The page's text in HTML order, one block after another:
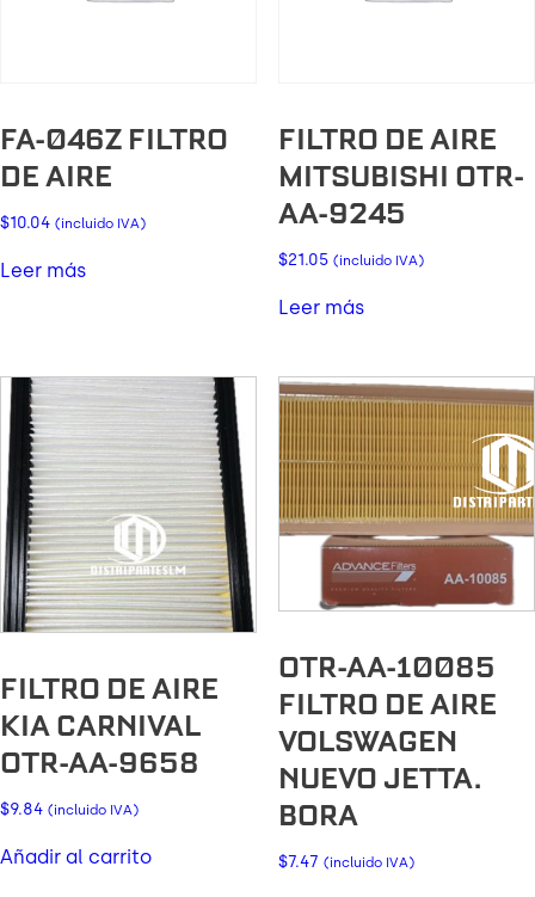
FA-046Z FILTRO
DE AIRE
$10.04 (incluido IVA)
Leer más
FILTRO DE AIRE
MITSUBISHI OTR-
AA-9245
$21.05 (incluido IVA)
Leer más
FILTRO DE AIRE
KIA CARNIVAL
OTR-AA-9658
$9.84 (incluido IVA)
Añadir al carrito
OTR-AA-10085
FILTRO DE AIRE
VOLSWAGEN
NUEVO JETTA.
BORA
$7.47 (incluido IVA)